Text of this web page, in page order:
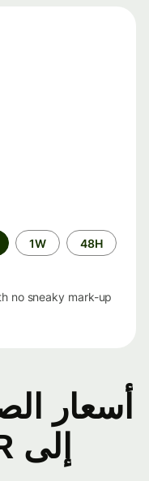
الفترة
الزمنية
48H
1W
no sneaky mark-up
إلى SAR اليوم